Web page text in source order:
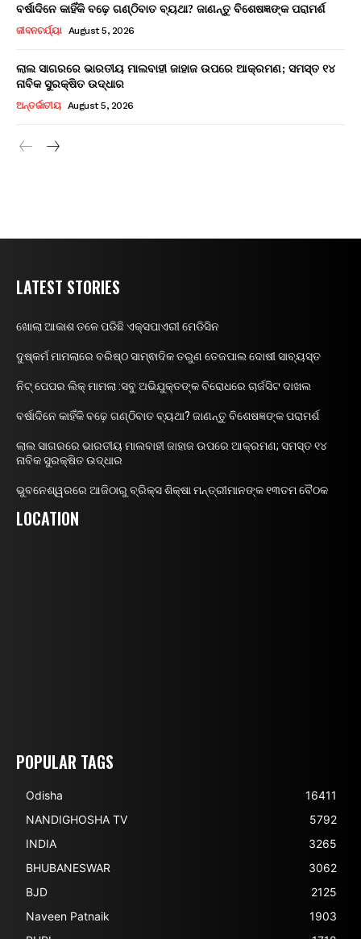
ବର୍ଷାଦିନେ କାହିଁକି ବଢ଼େ ଗଣ୍ଠିବାତ ବ୍ୟଥା? ଜାଣନ୍ତୁ ବିଶେଷଜ୍ଞଙ୍କ ପରାମର୍ଶ
ଜୀବନଚର୍ଯ୍ୟା August 5, 2026
ଲାଲ ସାଗରରେ ଭାରତୀୟ ମାଲବାହୀ ଜାହାଜ ଉପରେ ଆକ୍ରମଣ; ସମସ୍ତ ୧୪
ନାବିକ ସୁରକ୍ଷିତ ଉଦ୍ଧାର
ଅନ୍ତର୍ଜାତୀୟ August 5, 2026
LATEST STORIES
ଖୋଲା ଆକାଶ ତଳେ ପଡିଛି ଏକ୍ସପାଏରୀ ମେଡିସିନ
ଦୁଷ୍କର୍ମ ମାମଲାରେ ବରିଷ୍ଠ ସାମ୍ଵାଦିକ ତରୁଣ ତେଜପାଲ ଦୋଷୀ ସାବ୍ୟସ୍ତ
ନିଟ୍ ପେପର ଲିକ୍ ମାମଲା :ସବୁ ଅଭିଯୁକ୍ତଙ୍କ ବିରୋଧରେ ଚାର୍ଜସିଟ ଦାଖଲ
ବର୍ଷାଦିନେ କାହିଁକି ବଢ଼େ ଗଣ୍ଠିବାତ ବ୍ୟଥା? ଜାଣନ୍ତୁ ବିଶେଷଜ୍ଞଙ୍କ ପରାମର୍ଶ
ଲାଲ ସାଗରରେ ଭାରତୀୟ ମାଲବାହୀ ଜାହାଜ ଉପରେ ଆକ୍ରମଣ; ସମସ୍ତ ୧୪
ନାବିକ ସୁରକ୍ଷିତ ଉଦ୍ଧାର
ଭୁବନେଶ୍ୱରରେ ଆଜିଠାରୁ ବ୍ରିକ୍ସ ଶିକ୍ଷା ମନ୍ତ୍ରୀମାନଙ୍କ ୧୩ତମ ବୈଠକ
LOCATION
POPULAR TAGS
Odisha
16411
NANDIGHOSHA TV
5792
INDIA
3265
BHUBANESWAR
3062
BJD
2125
Naveen Patnaik
1903